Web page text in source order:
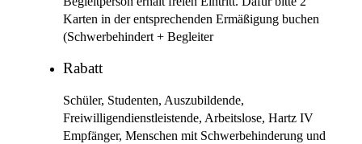
Karten in der entsprechenden Ermäßigung buchen
(Schwerbehindert + Begleiter
Rabatt
Schüler, Studenten, Auszubildende,
Freiwilligendienstleistende, Arbeitslose, Hartz IV
Empfänger, Menschen mit Schwerbehinderung und